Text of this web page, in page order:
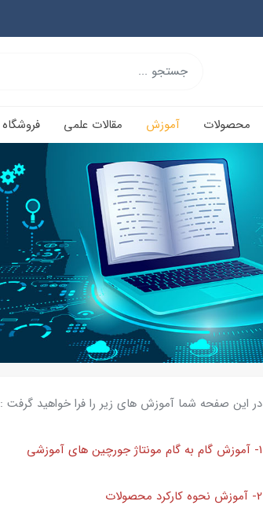
محصولات آموزش مقالات علمی فروشگاه
در این صفحه شما آموزش های زیر را فرا خواهید گرفت :
1- آموزش گام به گام مونتاژ جورچین های آموزشی
2- آموزش نحوه کارکرد محصولات